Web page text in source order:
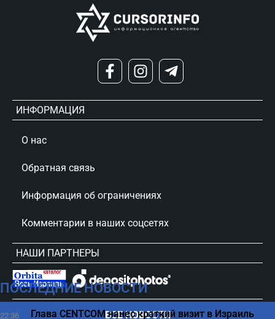
ПОСЛЕДНИЕ НОВОСТИ
22:36 Глава CENTCOM нанес краткий визит в Израиль
ВСЕ НОВОСТИ
ИНФОРМАЦИЯ
О нас
Обратная связь
Информация об ограничениях
Комментарии в наших соцсетях
НАШИ ПАРТНЕРЫ
сursorinfo.co.il © Все права защищены